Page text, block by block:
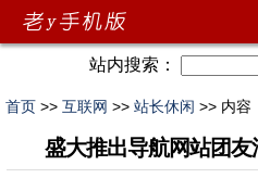
站内搜索：
首页 >> 互联网 >> 站长休闲 >> 内容
盛大推出导航网站团